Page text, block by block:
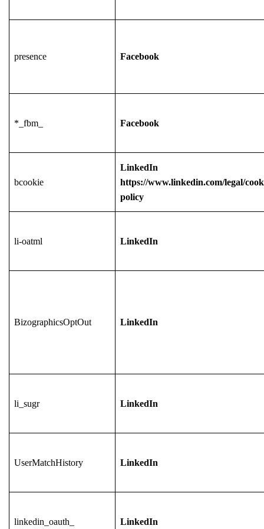
presence Facebook
*_fbm_ Facebook
bcookie
LinkedIn
https://www.linkedin.com/legal/
policy
li-oatml LinkedIn
BizographicsOptOut LinkedIn
li_sugr LinkedIn
UserMatchHistory LinkedIn
linkedin_oauth_ LinkedIn